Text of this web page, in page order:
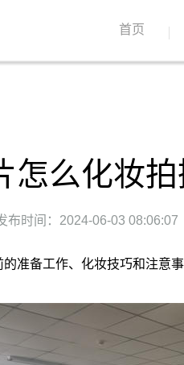
首页
怎么化妆拍
布时间：2024-06-03 08:06:07
准备工作、化妆技巧和注意